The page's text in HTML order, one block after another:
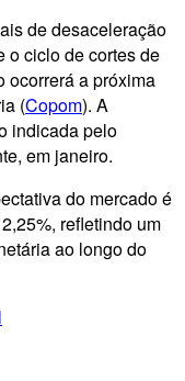
de desaceleração
o ciclo de cortes de
ocorrerá a próxima
(Copom). A
indicada pelo
em janeiro.
do mercado é
refletindo um
ao longo do